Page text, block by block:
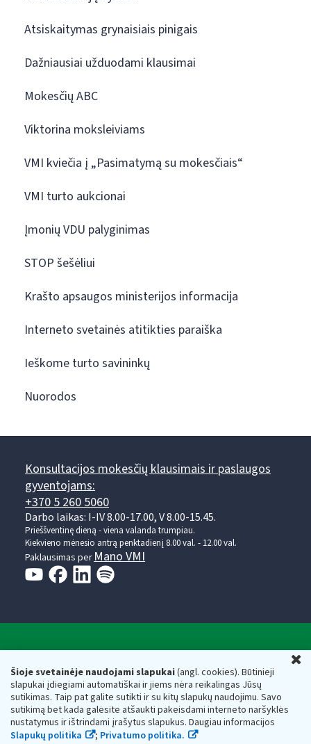
Šioje svetainėje naudojami slapukai(angl. cookies). Būtinieji
slapukai įdiegiami automatiškai ir jiems nėra reikalingas Jūsų
sutikimas. Taip pat galite sutikti ir su kitų slapukų naudojimu. Savo
sutikimą bet kada galėsite atšaukti pakeisdami interneto naršyklės
nustatymus ir ištrindami įrašytus slapukus. Daugiau informacijos
Slapukų politika
; Privatumo politika.
Atsiskaitymas grynaisiais pinigais
Dažniausiai užduodami klausimai
Mokesčių ABC
Viktorina moksleiviams
VMI kviečia į „Pasimatymą su mokesčiais“
VMI turto aukcionai
Įmonių VDU palyginimas
STOP šešėliui
Krašto apsaugos ministerijos informacija
Interneto svetainės atitikties paraiška
Ieškome turto savininkų
Nuorodos
Konsultacijos mokesčių klausimais ir paslaugos
gyventojams:
+370 5 260 5060
Darbo laikas: I-IV 8.00-17.00, V 8.00-15.45.
Prieššventinę dieną - viena valanda trumpiau.
Kiekvieno mėnesio antrą penktadienį 8.00 val. - 12.00 val.
Paklausimas per Mano VMI
Respublikos finansų ministerijos
Biudžetinė įstaiga. Juridinio asmens kodas — 188659752,
adresas: Vasario 16-osios g. 14, 01107 Vilnius, Lietuva, el.paštas:
vmi@vmi.lt, E. pristatymo dėžutės adresas 188659752
Duomenys apie Valstybinę mokesčių inspekciją prie Lietuvos
Respublikos finansų ministerijos kaupiami ir saugomi Juridinių